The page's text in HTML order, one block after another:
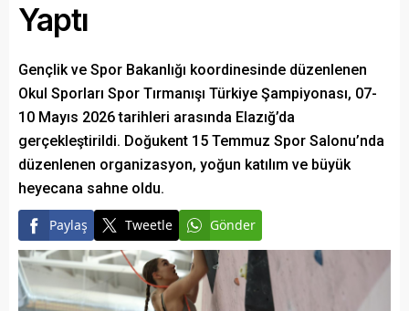
Yaptı
Gençlik ve Spor Bakanlığı koordinesinde düzenlenen
Okul Sporları Spor Tırmanışı Türkiye Şampiyonası, 07-
10 Mayıs 2026 tarihleri arasında Elazığ’da
gerçekleştirildi. Doğukent 15 Temmuz Spor Salonu’nda
düzenlenen organizasyon, yoğun katılım ve büyük
heyecana sahne oldu.
Paylaş Tweetle Gönder